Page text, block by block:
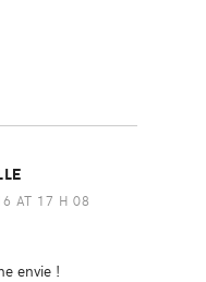
AT 17 H 08
envie !